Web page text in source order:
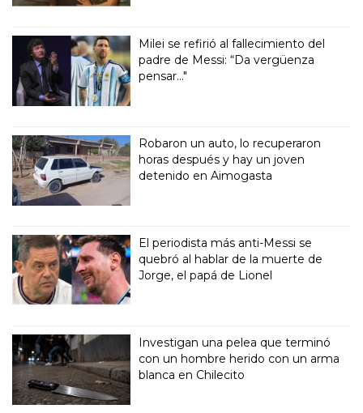
Milei se refirió al fallecimiento del
padre de Messi: “Da vergüenza
pensar..."
Robaron un auto, lo recuperaron
horas después y hay un joven
detenido en Aimogasta
El periodista más anti-Messi se
quebró al hablar de la muerte de
Jorge, el papá de Lionel
Investigan una pelea que terminó
con un hombre herido con un arma
blanca en Chilecito